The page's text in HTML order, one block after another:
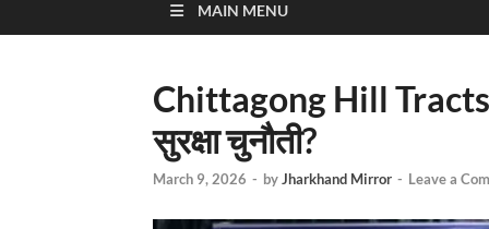
MAIN MENU
Chittagong Hill Tracts :
सुरक्षा चुनौती?
March 9, 2026 - byJharkhand Mirror - Leave a